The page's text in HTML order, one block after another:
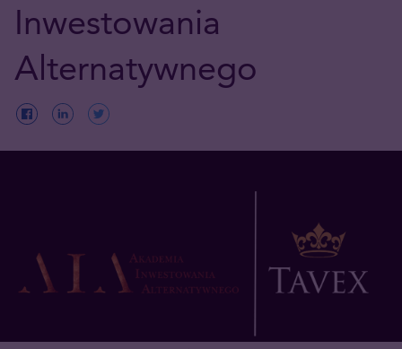
Inwestowania
Alternatywnego